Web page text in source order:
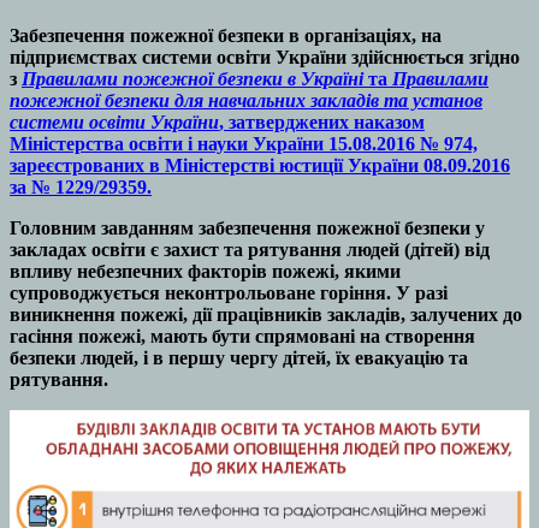
Забезпечення пожежної безпеки в організаціях, на
підприємствах системи освіти України здійснюється згідно
з Правилами пожежної безпеки в Україніта Правилами
пожежної безпеки для навчальних закладів та установ
системи освіти України, затверджених наказом
Міністерства освіти і науки України 15.08.2016 № 974,
зареєстрованих в Міністерстві юстиції України 08.09.2016
за № 1229/29359.
Головним завданням забезпечення пожежної безпеки у
закладах освіти є захист та рятування людей (дітей) від
впливу небезпечних факторів пожежі, якими
супроводжується неконтрольоване горіння. У разі
виникнення пожежі, дії працівників закладів, залучених до
гасіння пожежі, мають бути спрямовані на створення
безпеки людей, і в першу чергу дітей, їх евакуацію та
рятування.